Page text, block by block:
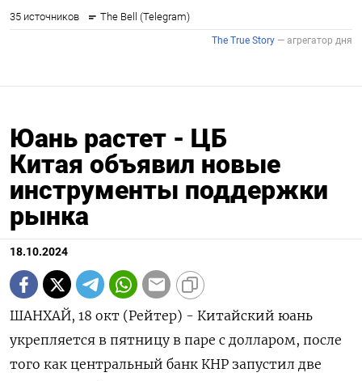
Юань растет - ЦБ
Китая объявил новые
инструменты поддержки
рынка
18.10.2024
ШАНХАЙ, 18 окт (Рейтер) - Китайский юань
укрепляется в пятницу в паре с долларом, после
того как центральный банк КНР запустил две